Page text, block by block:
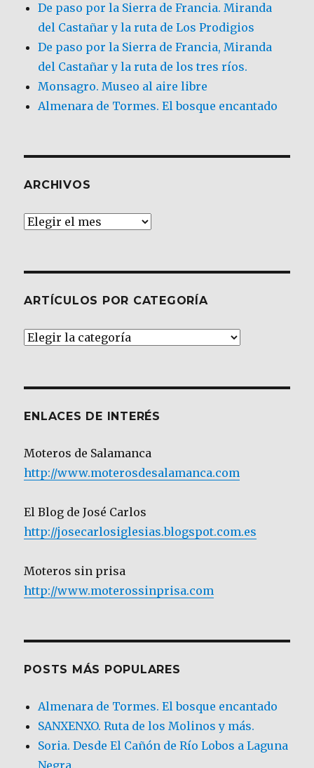
De paso por la Sierra de Francia. Miranda
del Castañar y la ruta de Los Prodigios
De paso por la Sierra de Francia, Miranda
del Castañar y la ruta de los tres ríos.
Monsagro. Museo al aire libre
Almenara de Tormes. El bosque encantado
ARCHIVOS
Archivos
ARTÍCULOS POR CATEGORÍA
Artículos
ENLACES DE INTERÉS
Moteros de Salamanca
http://www.moterosdesalamanca.com
El Blog de José Carlos
http://josecarlosiglesias.blogspot.com.es
Moteros sin prisa
http://www.moterossinprisa.com
POSTS MÁS POPULARES
Almenara de Tormes. El bosque encantado
SANXENXO. Ruta de los Molinos y más.
Soria. Desde El Cañón de Río Lobos a Laguna